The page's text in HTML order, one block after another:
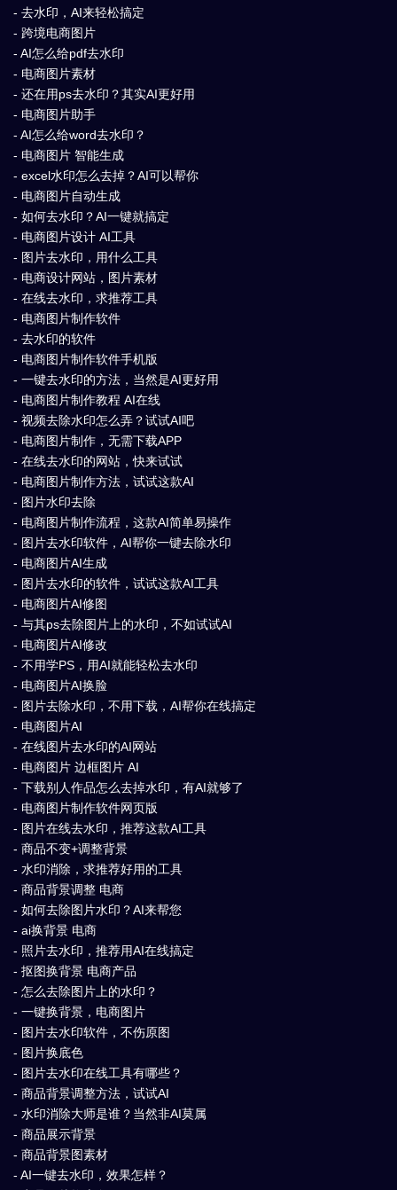
- 去水印，AI来轻松搞定
- 跨境电商图片
- AI怎么给pdf去水印
- 电商图片素材
- 还在用ps去水印？其实AI更好用
- 电商图片助手
- AI怎么给word去水印？
- 电商图片 智能生成
- excel水印怎么去掉？AI可以帮你
- 电商图片自动生成
- 如何去水印？AI一键就搞定
- 电商图片设计 AI工具
- 图片去水印，用什么工具
- 电商设计网站，图片素材
- 在线去水印，求推荐工具
- 电商图片制作软件
- 去水印的软件
- 电商图片制作软件手机版
- 一键去水印的方法，当然是AI更好用
- 电商图片制作教程 AI在线
- 视频去除水印怎么弄？试试AI吧
- 电商图片制作，无需下载APP
- 在线去水印的网站，快来试试
- 电商图片制作方法，试试这款AI
- 图片水印去除
- 电商图片制作流程，这款AI简单易操作
- 图片去水印软件，AI帮你一键去除水印
- 电商图片AI生成
- 图片去水印的软件，试试这款AI工具
- 电商图片AI修图
- 与其ps去除图片上的水印，不如试试AI
- 电商图片AI修改
- 不用学PS，用AI就能轻松去水印
- 电商图片AI换脸
- 图片去除水印，不用下载，AI帮你在线搞定
- 电商图片AI
- 在线图片去水印的AI网站
- 电商图片 边框图片 AI
- 下载别人作品怎么去掉水印，有AI就够了
- 电商图片制作软件网页版
- 图片在线去水印，推荐这款AI工具
- 商品不变+调整背景
- 水印消除，求推荐好用的工具
- 商品背景调整 电商
- 如何去除图片水印？AI来帮您
- ai换背景 电商
- 照片去水印，推荐用AI在线搞定
- 抠图换背景 电商产品
- 怎么去除图片上的水印？
- 一键换背景，电商图片
- 图片去水印软件，不伤原图
- 图片换底色
- 图片去水印在线工具有哪些？
- 商品背景调整方法，试试AI
- 水印消除大师是谁？当然非AI莫属
- 商品展示背景
- 商品背景图素材
- AI一键去水印，效果怎样？